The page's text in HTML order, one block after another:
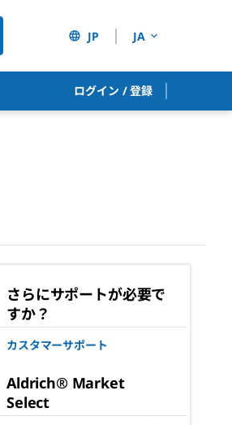
JP JA
ログイン / 登録
さらにサポートが必要で
すか？
カスタマーサポート
Aldrich® Market
Select